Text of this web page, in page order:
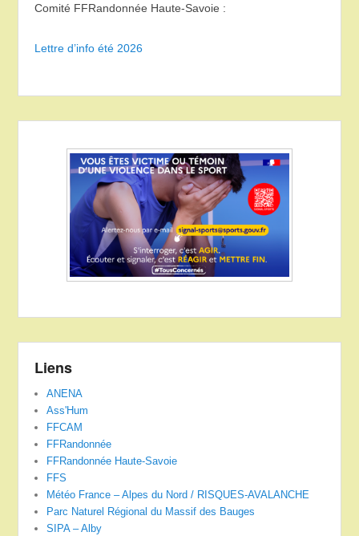
Comité FFRandonnée Haute-Savoie :
Lettre d’info été 2026
Liens
ANENA
Ass'Hum
FFCAM
FFRandonnée
FFRandonnée Haute-Savoie
FFS
Météo France – Alpes du Nord / RISQUES-AVALANCHE
Parc Naturel Régional du Massif des Bauges
SIPA – Alby